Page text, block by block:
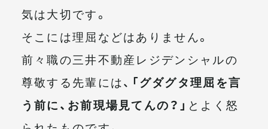
気は大切です。
そこには理屈などはありません。
前々職の三井不動産レジデンシャルの
尊敬する先輩には、 「グダグタ理屈を言
う前に、お前現場見てんの？」 とよく怒